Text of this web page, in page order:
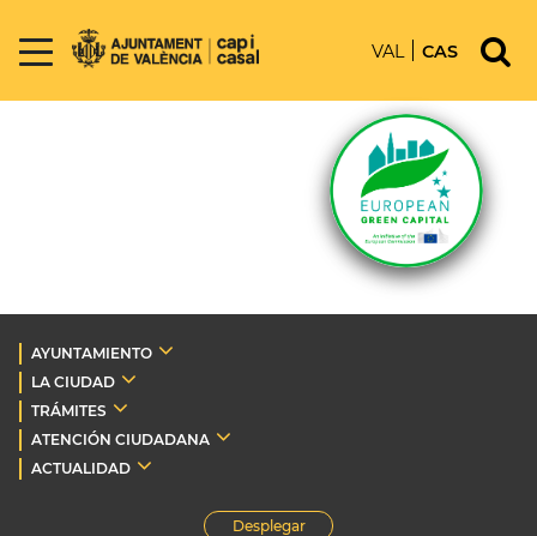
VAL CAS
AYUNTAMIENTO
LA CIUDAD
TRÁMITES
ATENCIÓN CIUDADANA
ACTUALIDAD
Desplegar